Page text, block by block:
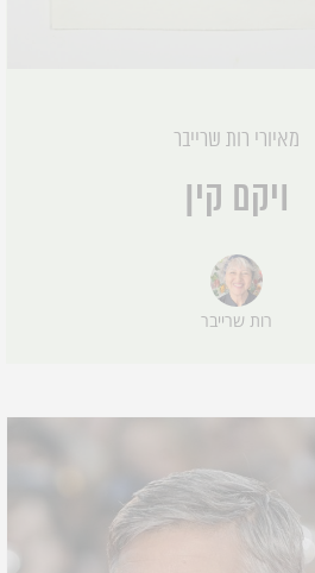
מאיורי רות שרייבר
ויקם קין
רות שרייבר